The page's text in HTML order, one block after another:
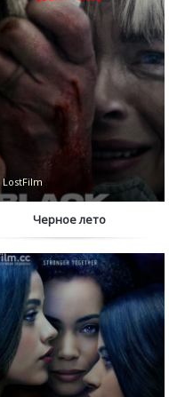
LostFilm
Черное лето